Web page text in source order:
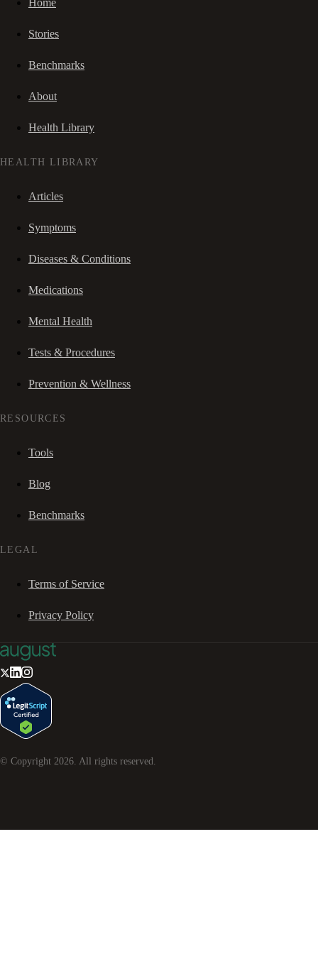
Home
Stories
Benchmarks
About
Health Library
HEALTH LIBRARY
Articles
Symptoms
Diseases & Conditions
Medications
Mental Health
Tests & Procedures
Prevention & Wellness
RESOURCES
Tools
Blog
Benchmarks
LEGAL
Terms of Service
Privacy Policy
© Copyright 2026. All rights reserved.